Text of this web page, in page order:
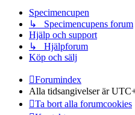
Specimencupen
↳ Specimencupens forum
Hjälp och support
↳ Hjälpforum
Köp och sälj
Forumindex
Alla tidsangivelser är
Ta bort alla forumcookies